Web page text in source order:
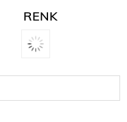
RENK